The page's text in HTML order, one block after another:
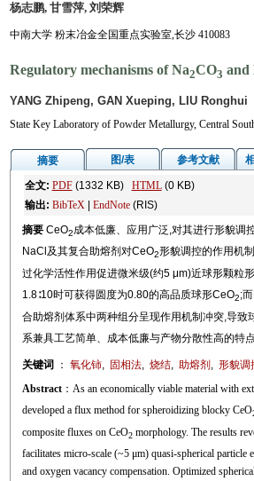
杨志鹏, 甘雪萍, 刘荣辉
中南大学 粉末冶金全国重点实验室,长沙 410083
Regulatory mechanisms of Na2CO3 and
YANG Zhipeng, GAN Xueping, LIU Ronghui
State Key Laboratory of Powder Metallurgy, Central
摘要 图/表 参考文献
全文: PDF(1332 KB) HTML(0 KB)
输出: BibTeX| EndNote(RIS)
摘要 CeO2成本低廉、应用广泛,对其进行形貌调
NaCl及其复合助熔剂对CeO2形貌调控的作用机
过化学活性作用促进微米级(约5 μm)近球形颗粒
1.8∶10时可获得圆度为0.80的高品质球形CeO2;
合助熔剂体系中两种组分呈现作用机制冲突,导
系兼具工艺简单、成本低廉与产物分散性高的特
关键词 ： 氧化铈, 固相法, 烧结, 助熔剂 , 形貌调
Abstract：As an economically viable material with
developed a flux method for spheroidizing blocky CeO
composite fluxes on CeO2morphology. The results
facilitates micro-scale (~5 μm) quasi-spherical
and oxygen vacancy compensation. Optimized